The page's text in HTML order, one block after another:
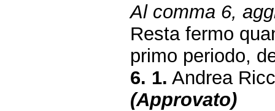
Al comma 6,
Resta fermo
primo periodo,
6. 1. Andrea
(Approvato)